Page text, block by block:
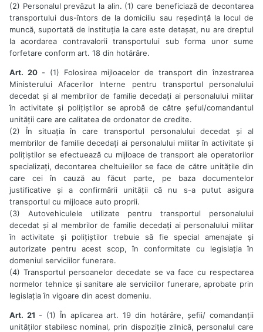
(2) Personalul prevăzut la alin. (1) care beneficiază de decontarea
transportului dus-întors de la domiciliu sau reședință la locul de
muncă, suportată de instituția la care este detașat, nu are dreptul
la acordarea contravalorii transportului sub forma unor sume
forfetare conform art. 18 din hotărâre.
Art. 20- (1) Folosirea mijloacelor de transport din înzestrarea
Ministerului Afacerilor Interne pentru transportul personalului
decedat și al membrilor de familie decedați ai personalului militar
în activitate și polițiștilor se aprobă de către șeful/comandantul
unității care are calitatea de ordonator de credite.
(2) În situația în care transportul personalului decedat și al
membrilor de familie decedați ai personalului militar în activitate și
polițiștilor se efectuează cu mijloace de transport ale operatorilor
specializați, decontarea cheltuielilor se face de către unitățile din
care cei în cauză au făcut parte, pe baza documentelor
justificative și a confirmării unității că nu s-a putut asigura
transportul cu mijloace auto proprii.
(3) Autovehiculele utilizate pentru transportul personalului
decedat și al membrilor de familie decedați ai personalului militar
în activitate și polițiștilor trebuie să fie special amenajate și
autorizate pentru acest scop, în conformitate cu legislația în
domeniul serviciilor funerare.
(4) Transportul persoanelor decedate se va face cu respectarea
normelor tehnice și sanitare ale serviciilor funerare, aprobate prin
legislația în vigoare din acest domeniu.
Art. 21 - (1) În aplicarea art. 19 din hotărâre, șefii/ comandanții
unităților stabilesc nominal, prin dispoziție zilnică, personalul care